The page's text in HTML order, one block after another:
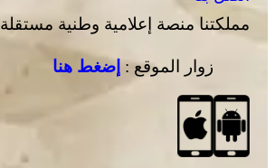
مملكتنا منصة إعلامية وطنية مستقلة
زوار الموقع : إضغط هنا